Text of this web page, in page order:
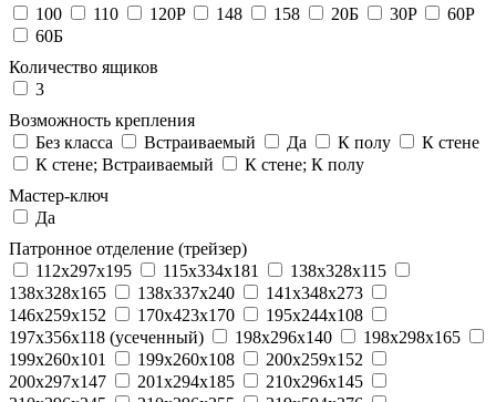
100
110 120P 148 158 20Б 30P
60P
60Б
Количество ящиков
3
Возможность крепления
Без класса
Встраиваемый Да К полу
К стене
К стене; Встраиваемый
К стене; К полу
Мастер-ключ
Да
Патронное отделение (трейзер)
112x297x195
115x334x181
138x328x115
138x328x165
138x337x240
141x348x273
146x259x152
170x423x170
195x244x108
197x356x118 (усеченный)
198x296x140
198x298x165
199x260x101
199x260x108
200x259x152
200x297x147
201x294x185
210x296x145